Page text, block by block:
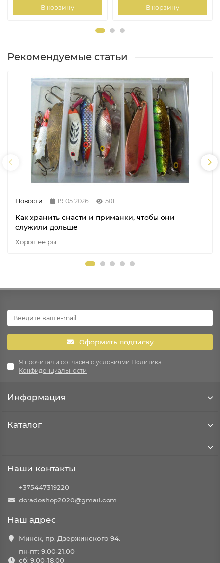
В корзину В корзину
Рекомендуемые статьи
Новости 19.05.2026 501
Как хранить снасти и приманки, чтобы они
служили дольше
Хорошее ры..
Оформить подписку
Я прочитал и согласен с условиями Политика
Конфиденциальности
Информация
Каталог
Наши контакты
+375447319220
doradoshop2020@gmail.com
Наш адрес
Минск, пр. Дзержинского 94.
пн-пт: 9.00-21.00
сб: 9.00-18.00